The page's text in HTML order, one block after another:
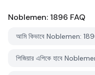
Noblemen: 1896 FAQ
আমি কিভাবে Noblemen: